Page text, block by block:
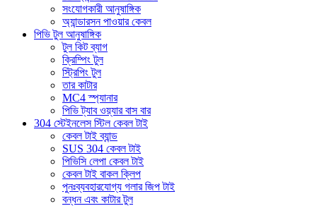
সংযোগকারী আনুষাঙ্গিক
অ্যান্ডারসন পাওয়ার কেবল
পিভি টুল আনুষাঙ্গিক
টুল কিট ব্যাগ
ক্রিম্পিং টুল
স্ট্রিপিং টুল
তার কাটার
MC4 স্প্যানার
পিভি ট্যাব ওয়্যার বাস বার
304 স্টেইনলেস স্টিল কেবল টাই
কেবল টাই ব্যান্ড
SUS 304 কেবল টাই
পিভিসি লেপা কেবল টাই
কেবল টাই বাকল ক্লিপ
পুনঃব্যবহারযোগ্য গলার জিপ টাই
বন্ধন এবং কাটার টুল